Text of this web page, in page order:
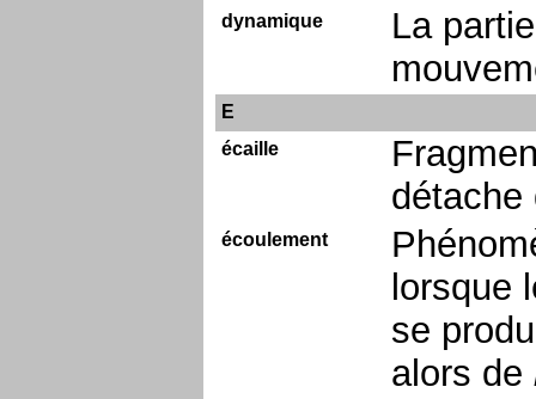
dynamique
La
E
écaille
détache
écoulement
lorsque
se
alors de